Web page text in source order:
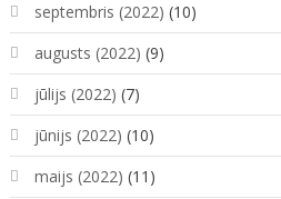
septembris (2022) (10)
augusts (2022) (9)
jūlijs (2022) (7)
jūnijs (2022) (10)
maijs (2022) (11)